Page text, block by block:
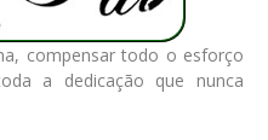
compensar todo o esforço
a dedicação que nunca